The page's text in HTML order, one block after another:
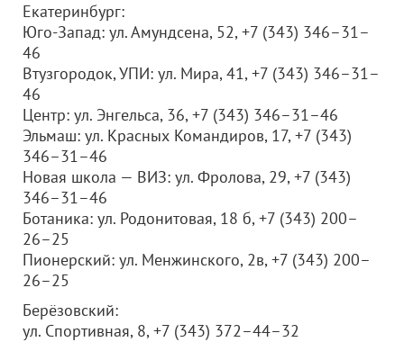
Екатеринбург:
Юго-Запад: ул. Амундсена, 52, +7 (343) 346–31–
46
Втузгородок, УПИ: ул. Мира, 41, +7 (343) 346–31–
46
Центр: ул. Энгельса, 36, +7 (343) 346–31–46
Эльмаш: ул. Красных Командиров, 17, +7 (343)
346–31–46
Новая школа — ВИЗ: ул. Фролова, 29, +7 (343)
346–31–46
Ботаника: ул. Родонитовая, 18 б, +7 (343) 200–
26–25
Пионерский: ул. Менжинского, 2в, +7 (343) 200–
26–25
Берёзовский:
ул. Спортивная, 8, +7 (343) 372–44–32